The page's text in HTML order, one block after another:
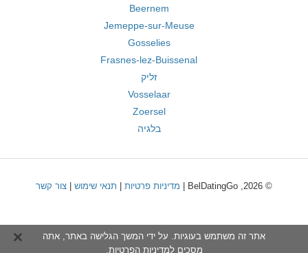
Beernem
Jemeppe-sur-Meuse
Gosselies
Frasnes-lez-Buissenal
זליק
Vosselaar
Zoersel
בלגיה
© 2026, BelDatingGo | מדיניות פרטיות תנאי שימוש צור קשר
אתר זה משתמש בעוגיות. על ידי המשך הגלישה באתר, אתה
מסכים למדיניות הפרטיות.